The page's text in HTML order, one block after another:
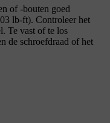
of -bouten goed
lb-ft). Controleer het
Te vast of te los
de schroefdraad of het